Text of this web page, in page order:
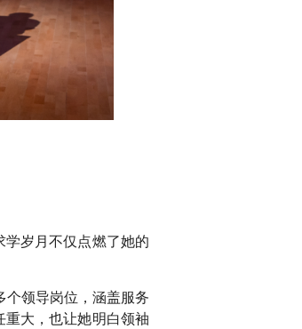
岁月不仅点燃了她的
领导岗位，涵盖服务
大，也让她明白领袖